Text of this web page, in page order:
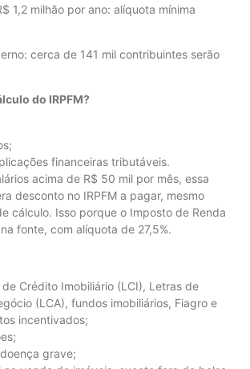
1,2 milhão por ano: alíquota mínima
cerca de 141 mil contribuintes serão
do IRPFM?
financeiras tributáveis.
acima de R$ 50 mil por mês, essa
desconto no IRPFM a pagar, mesmo
cálculo. Isso porque o Imposto de Renda
fonte, com alíquota de 27,5%.
Crédito Imobiliário (LCI), Letras de
(LCA), fundos imobiliários, Fiagro e
incentivados;
grave;